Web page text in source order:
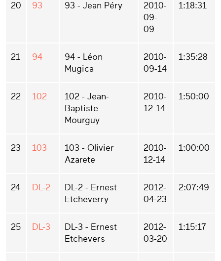
20 93 93 - Jean Péry
2010-
09-
09
1:18:31
21 94
94 - Léon
Mugica
2010-
09-14
1:35:28
22 102
102 - Jean-
Baptiste
Mourguy
2010-
12-14
1:50:00
23 103
103 - Olivier
Azarete
2010-
12-14
1:00:00
24 DL-2
DL-2 - Ernest
Etcheverry
2012-
04-23
2:07:49
25 DL-3
DL-3 - Ernest
Etchevers
2012-
03-20
1:15:17